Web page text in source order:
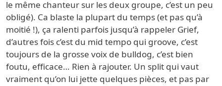
le même chanteur sur les deux groupe, c’est un peu
obligé). Ca blaste la plupart du temps (et pas qu’à
moitié !), ça ralenti parfois jusqu’à rappeler Grief,
d’autres fois c’est du mid tempo qui groove, c’est
toujours de la grosse voix de bulldog, c’est bien
foutu, efficace… Rien à rajouter. Un split qui vaut
vraiment qu’on lui jette quelques pièces, et pas par